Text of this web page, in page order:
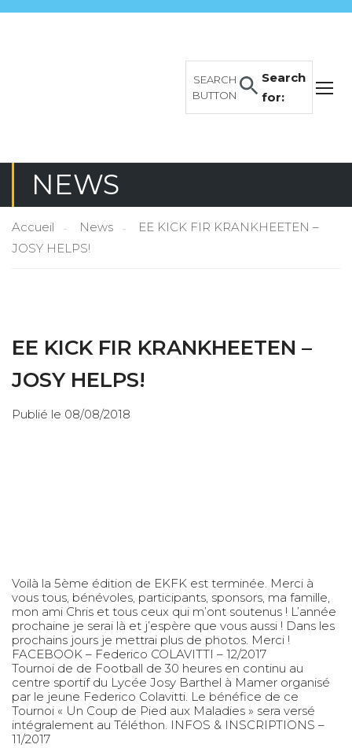
Search
for:
SEARCH
BUTTON
NEWS
Accueil News
EE KICK FIR KRANKHEETEN –
JOSY HELPS!
EE KICK FIR KRANKHEETEN –
JOSY HELPS!
Publié le 08/08/2018
Voilà la 5ème édition de EKFK est terminée. Merci à
vous tous, bénévoles, participants, sponsors, ma famille,
mon ami Chris et tous ceux qui m’ont soutenus ! L’année
prochaine je serai là et j’espère que vous aussi ! Dans les
prochains jours je mettrai plus de photos. Merci !
FACEBOOK – Federico COLAVITTI – 12/2017
Tournoi de de Football de 30 heures en continu au
centre sportif du Lycée Josy Barthel à Mamer organisé
par le jeune Federico Colavitti. Le bénéfice de ce
Tournoi « Un Coup de Pied aux Maladies » sera versé
intégralement au Téléthon. INFOS & INSCRIPTIONS –
11/2017